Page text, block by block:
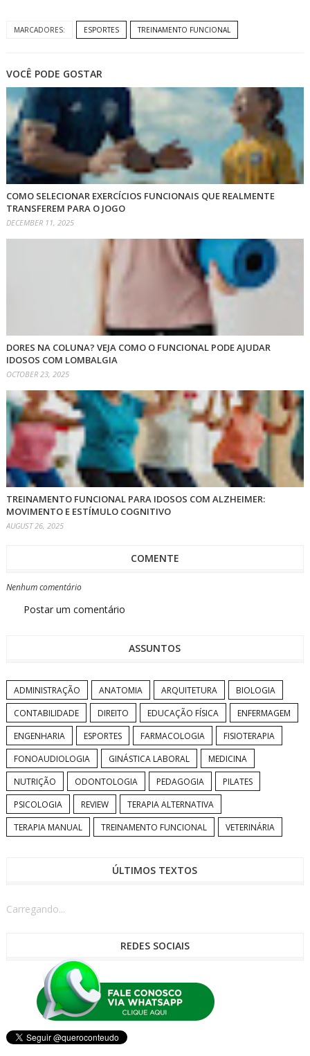
MARCADORES: ESPORTES TREINAMENTO FUNCIONAL
VOCÊ PODE GOSTAR
COMO SELECIONAR EXERCÍCIOS FUNCIONAIS QUE REALMENTE
TRANSFEREM PARA O JOGO
DECEMBER 11, 2025
DORES NA COLUNA? VEJA COMO O FUNCIONAL PODE AJUDAR
IDOSOS COM LOMBALGIA
OCTOBER 23, 2025
TREINAMENTO FUNCIONAL PARA IDOSOS COM ALZHEIMER:
MOVIMENTO E ESTÍMULO COGNITIVO
AUGUST 26, 2025
COMENTE
Nenhum comentário
Postar um comentário
ASSUNTOS
ADMINISTRAÇÃO ANATOMIA ARQUITETURA
BIOLOGIA
CONTABILIDADE
DIREITO EDUCAÇÃO FÍSICA
ENFERMAGEM
ENGENHARIA
ESPORTES FARMACOLOGIA
FISIOTERAPIA
FONOAUDIOLOGIA
GINÁSTICA LABORAL
MEDICINA
NUTRIÇÃO
ODONTOLOGIA PEDAGOGIA
PILATES
PSICOLOGIA
REVIEW
TERAPIA ALTERNATIVA
TERAPIA MANUAL
TREINAMENTO FUNCIONAL VETERINÁRIA
ÚLTIMOS TEXTOS
Carregando...
REDES SOCIAIS